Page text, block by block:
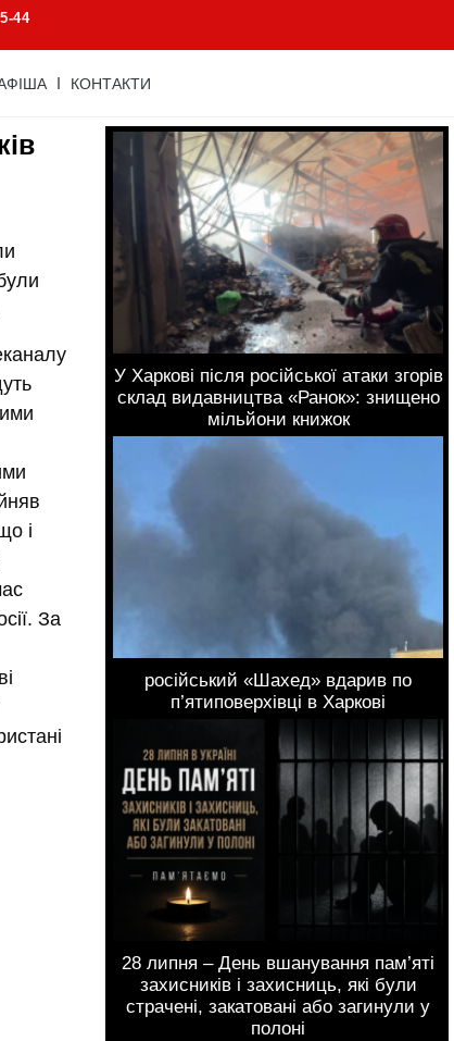
44
КОНТАКТИ
і
За
У Харкові після російської атаки згорів
склад видавництва «Ранок»: знищено
мільйони книжок
російський «Шахед» вдарив по
п’ятиповерхівці в Харкові
28 липня – День вшанування пам’яті
захисників і захисниць, які були
страчені, закатовані або загинули у
полоні